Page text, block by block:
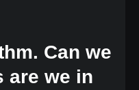
Can we
are we in